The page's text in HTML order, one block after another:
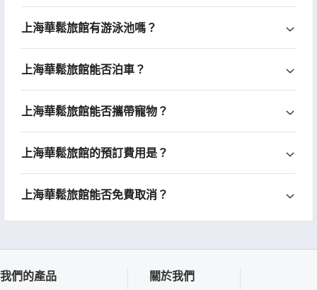
上海華鬆旅館有游泳池嗎？
上海華鬆旅館能否泊車？
上海華鬆旅館能否攜帶寵物？
上海華鬆旅館的預訂費用是？
上海華鬆旅館能否免費取消？
我們的產品 關於我們